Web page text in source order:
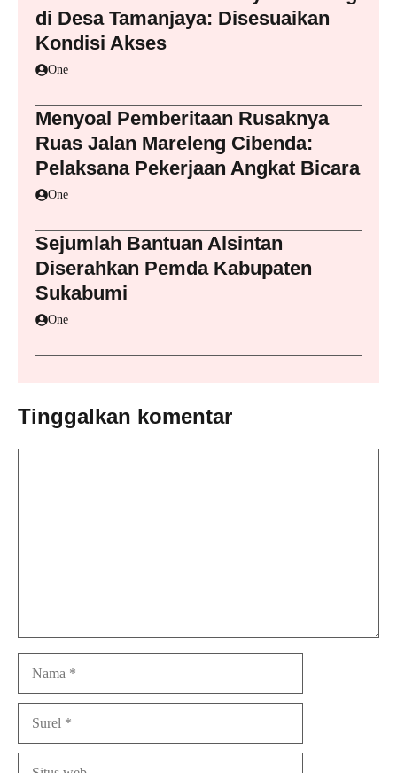
di Desa Tamanjaya: Disesuaikan
Kondisi Akses
One
Menyoal Pemberitaan Rusaknya
Ruas Jalan Mareleng Cibenda:
Pelaksana Pekerjaan Angkat Bicara
One
Sejumlah Bantuan Alsintan
Diserahkan Pemda Kabupaten
Sukabumi
One
Tinggalkan komentar